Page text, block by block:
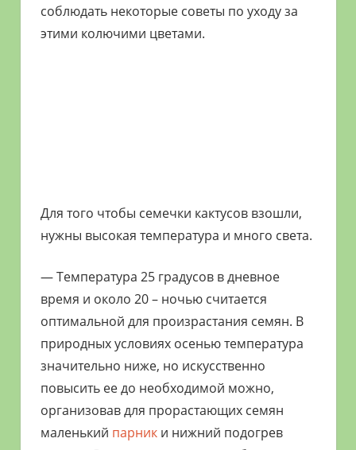
соблюдать некоторые советы по уходу за
этими колючими цветами.
Для того чтобы семечки кактусов взошли,
нужны высокая температура и много света.
— Температура 25 градусов в дневное
время и около 20 – ночью считается
оптимальной для произрастания семян. В
природных условиях осенью температура
значительно ниже, но искусственно
повысить ее до необходимой можно,
организовав для прорастающих семян
маленький парник и нижний подогрев